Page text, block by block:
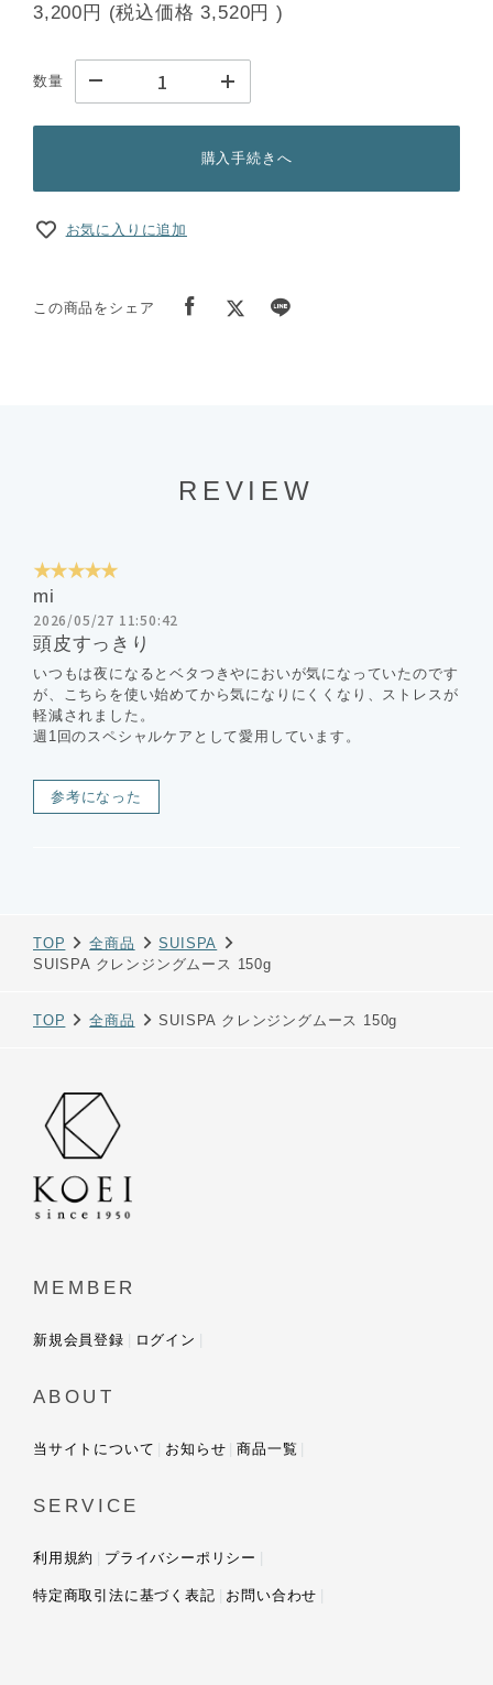
3,200円 (税込価格3,520円 )
数量
購入手続きへ
お気に入りに追加
この商品をシェア
REVIEW
★★★★★
mi
2026/05/27 11:50:42
頭皮すっきり
いつもは夜になるとベタつきやにおいが気になっていたのです
が、こちらを使い始めてから気になりにくくなり、ストレスが
軽減されました。
週1回のスペシャルケアとして愛用しています。
参考になった
TOP 全商品
SUISPA
SUISPA クレンジングムース 150g
TOP 全商品 SUISPA クレンジングムース 150g
MEMBER
新規会員登録 ログイン
ABOUT
当サイトについて お知らせ 商品一覧
SERVICE
利用規約 プライバシーポリシー
特定商取引法に基づく表記 お問い合わせ